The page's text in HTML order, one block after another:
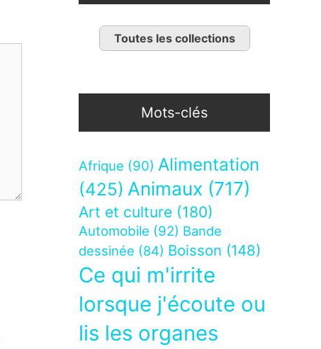
Toutes les collections
Mots-clés
Afrique (90) Alimentation
(425) Animaux (717)
Art et culture (180)
Automobile (92) Bande
dessinée (84) Boisson (148)
Ce qui m'irrite
lorsque j'écoute ou
lis les organes